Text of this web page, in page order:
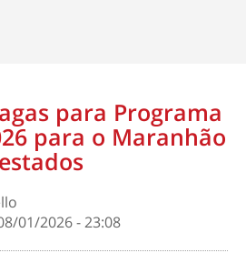
para Programa
para o Maranhão
01/2026 - 23:08